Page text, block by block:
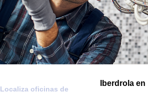
Localiza oficinas de
Iberdrola